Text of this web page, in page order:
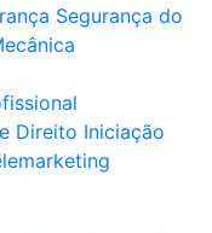
Segurança do
Direito Iniciação